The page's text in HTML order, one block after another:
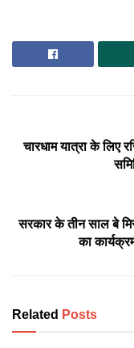
चारधाम यात्रा के लिए
सरकार के तीन साल बे
का
Related Posts